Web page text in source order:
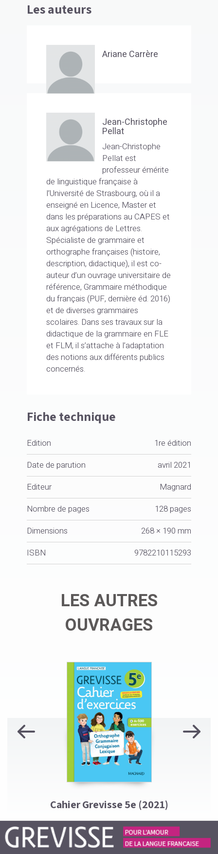
Les auteurs
Ariane Carrère
Jean-Christophe
Pellat
Jean-Christophe
Pellat est
professeur émérite
de linguistique française à
l’Université de Strasbourg, où il a
enseigné en Licence, Master et
dans les préparations au CAPES et
aux agrégations de Lettres.
Spécialiste de grammaire et
orthographe françaises (histoire,
description, didactique), il est co-
auteur d’un ouvrage universitaire de
référence, Grammaire méthodique
du français (PUF, dernière éd. 2016)
et de diverses grammaires
scolaires. Dans ses travaux sur la
didactique de la grammaire en FLE
et FLM, il s’attache à l’adaptation
des notions aux différents publics
concernés.
Fiche technique
Edition
1re édition
Date de parution
avril 2021
Editeur
Magnard
Nombre de pages
128 pages
Dimensions
268 × 190 mm
ISBN
9782210115293
LES AUTRES
OUVRAGES
Previous
Cahier Grevisse 5e (2021)
Next